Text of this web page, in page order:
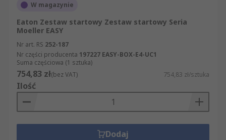
W magazynie
Eaton Zestaw startowy Zestaw startowy Seria
Moeller EASY
Nr art. RS 252-187
Nr części producenta 197227 EASY-BOX-E4-UC1
Suma częściowa (1 sztuka)
754,83 zł(bez VAT) 754,83 zł/sztuka
Ilość
Dodaj